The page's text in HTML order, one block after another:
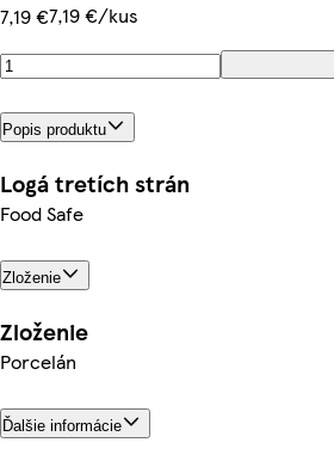
7,19 €7,19 €/kus
Popis produktu
Logá tretích strán
Food Safe
Zloženie
Zloženie
Porcelán
Ďalšie informácie